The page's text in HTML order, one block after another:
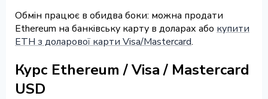
Обмін працює в обидва боки: можна продати
Ethereum на банківську карту в доларах або купити
ETH з доларової карти Visa/Mastercard.
Курс Ethereum / Visa / Mastercard
USD